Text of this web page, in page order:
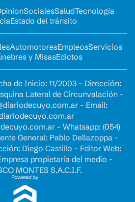
SocialesSaludTecnología
Estado del tránsito
AutomotoresEmpleosServicios
y MisasEdictos
de Inicio: 11/2003 - Dirección:
Lateral de Circunvalación -
- Email:
- Whatsapp: (054)
General: Pablo Dellazoppa -
Diego Castillo - Editor Web:
propietaria del medio -
MONTES S.A.C.I.F.